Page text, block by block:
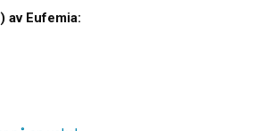
av Eufemia: